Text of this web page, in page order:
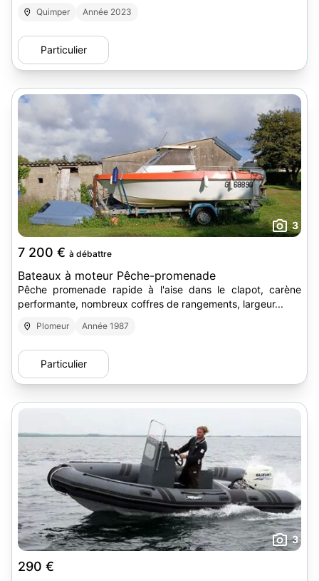
Quimper Année 2023
Particulier
3
7 200 € à débattre
Bateaux à moteur Pêche-promenade
Pêche promenade rapide à l'aise dans le clapot, carène
performante, nombreux coffres de rangements, largeur...
Plomeur Année 1987
Particulier
3
290 €